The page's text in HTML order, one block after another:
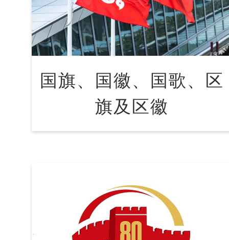
国旗、国徽、国歌、区
旗及区徽